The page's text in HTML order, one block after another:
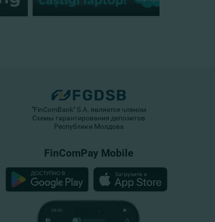
"FinComBank" S.A. является членом
Схемы гарантирования депозитов
Республики Молдова
FinComPay Mobile